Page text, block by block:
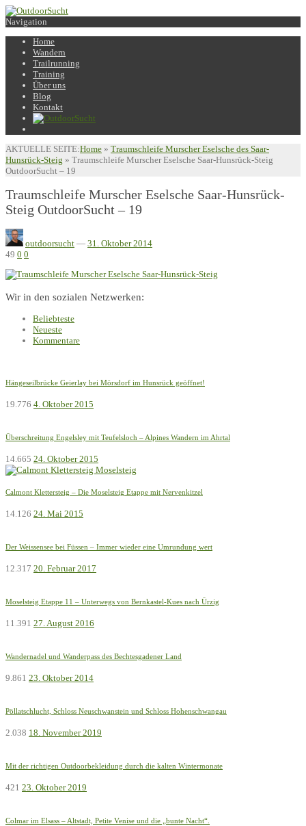
Navigation
Home
Wandern
Trailrunning
Training
Über uns
Blog
Kontakt
AKTUELLE SEITE:Home » Traumschleife Murscher Eselsche des Saar-
Hunsrück-Steig » Traumschleife Murscher Eselsche Saar-Hunsrück-Steig
OutdoorSucht – 19
Traumschleife Murscher Eselsche Saar-Hunsrück-
Steig OutdoorSucht – 19
outdoorsucht — 31. Oktober 2014
49 0 0
Wir in den sozialen Netzwerken:
Beliebteste
Neueste
Kommentare
Hängeseilbrücke Geierlay bei Mörsdorf im Hunsrück geöffnet!
19.776 4. Oktober 2015
Überschreitung Engelsley mit Teufelsloch – Alpines Wandern im Ahrtal
14.665 24. Oktober 2015
Calmont Klettersteig – Die Moselsteig Etappe mit Nervenkitzel
14.126 24. Mai 2015
Der Weissensee bei Füssen – Immer wieder eine Umrundung wert
12.317 20. Februar 2017
Moselsteig Etappe 11 – Unterwegs von Bernkastel-Kues nach Ürzig
11.391 27. August 2016
Wandernadel und Wanderpass des Bechtesgadener Land
9.861 23. Oktober 2014
Pöllatschlucht, Schloss Neuschwanstein und Schloss Hohenschwangau
2.038 18. November 2019
Mit der richtigen Outdoorbekleidung durch die kalten Wintermonate
421 23. Oktober 2019
Colmar im Elsass – Altstadt, Petite Venise und die „bunte Nacht“.